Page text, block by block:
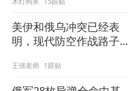
美伊和俄乌冲突已经表
明，现代防空作战路子全
王强老师 1跟贴